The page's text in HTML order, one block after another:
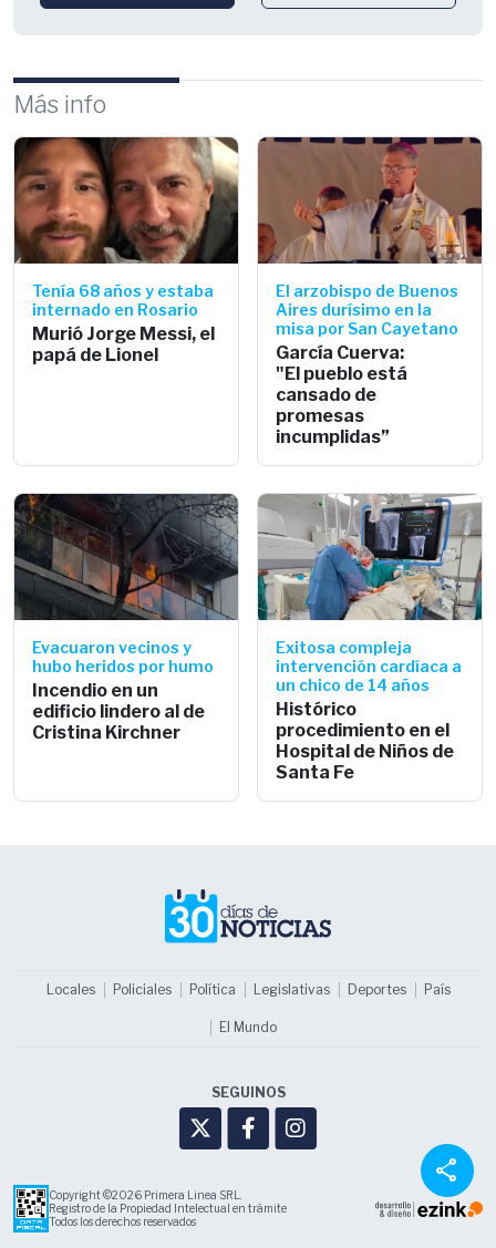
Más info
Tenía 68 años y estaba
internado en Rosario
Murió Jorge Messi, el
papá de Lionel
El arzobispo de Buenos
Aires durísimo en la
misa por San Cayetano
García Cuerva:
"El pueblo está
cansado de
promesas
incumplidas”
Evacuaron vecinos y
hubo heridos por humo
Incendio en un
edificio lindero al de
Cristina Kirchner
Exitosa compleja
intervención cardíaca a
un chico de 14 años
Histórico
procedimiento en el
Hospital de Niños de
Santa Fe
share
Locales Policiales Política Legislativas Deportes País
El Mundo
SEGUINOS
Copyright ©2026 Primera Linea SRL.
Registro de la Propiedad Intelectual en trámite
Todos los derechos reservados